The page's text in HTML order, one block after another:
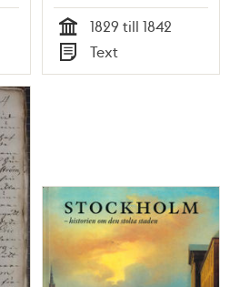
Tid
1829 till 1842
Typ
Text